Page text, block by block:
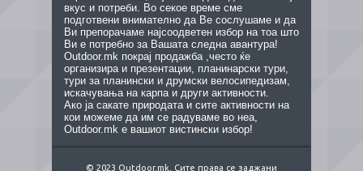
вкус и потреби. Во секое време сме
подготвени внимателно да Ве сослушаме и да
Ви препорачаме најсоодветен избор на тоа што
Ви е потребно за Вашата следна авантура!
Outdoor.mk покрај продажба ,често ќе
организира и презентации, планинарски тури,
тури за планински и друмски велосипедизам,
искачувања на карпа и други активности.
Ако ја сакате природата и сите активности на
кои можеме да им се радуваме во неа,
Outdoor.mk е вашиот вистински избор!
© 2023 Outdoor.mk, Сите права се заджани